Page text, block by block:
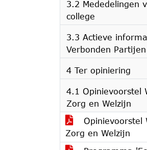
3.2 Mededelingen
college
3.3 Actieve
Verbonden Partijen
4 Ter opiniering
4.1 Opinievoorstel
Zorg en Welzijn
Opinievoorstel
Zorg en Welzijn